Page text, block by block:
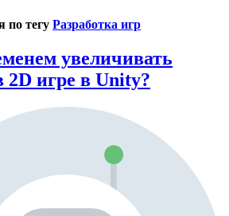
по тегу Разработка игр
увеличивать
2D игре в Unity?